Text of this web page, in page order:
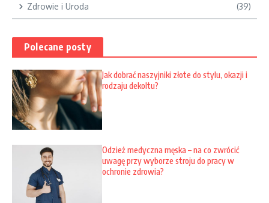
Zdrowie i Uroda (39)
Polecane posty
Jak dobrać naszyjniki złote do stylu, okazji i
rodzaju dekoltu?
Odzież medyczna męska – na co zwrócić
uwagę przy wyborze stroju do pracy w
ochronie zdrowia?